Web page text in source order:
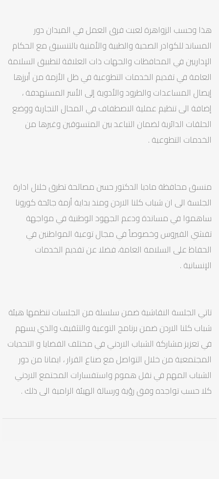
هذا وحسب الزواهرة لعبت فرق العمل في الميدان دور
المساند للكوادر الصحية والطبية والأمنية بالتنسيق مع الحكام
الإداريين في المحافظات والجهات ذات العلاقة لتطبيق السلامة
العامة في تقديم الخدمات التطوعية في ظل الأزمة من أبرزها
إيصال المساعدات والطرود والأدوية إلى الأسر المستهدفة ،
إضافة الى تنظيم عملية الاصطفاف في المحال التجارية ووضع
الحلقات الدائرية لضمان التباعد بين المتسوقين وغيرها من
الخدمات التطوعية .
منسق محافظة مادبا الدكتور حسن مصالحة تطرق خلال ادارة
الجلسة الى ان شباب كلنا الاردن ومنذ بداية أزمة جائحة كورونا
ساهموا في مساندة ودعم الجهود الوطنية في مواجهة
تفشي الفيروس وخصوصاً في مجال توعية المواطنين في
الحفاظ على السلامة العامة، فضلا عن تقديم الخدمات
الإنسانية .
تاتي الجلسة النقاشية ضمن سلسلة من الجلسات تنظمها هيئة
شباب كلنا الاردن ضمن برنامج التوعية والتثقيف والذي يسهم
في تعزيز مشاركة الشباب الاردني في مختلف القضايا و التحديات
المجتمعية من خلال التواصل مع صناع القرار ، ايمانا من دور
الشباب المهم في نقل هموم واستفسارات المجتمع الاردني
كلا حسب تواجده وفق رؤية ورسالة الهيئة الرامية الى ذلك .